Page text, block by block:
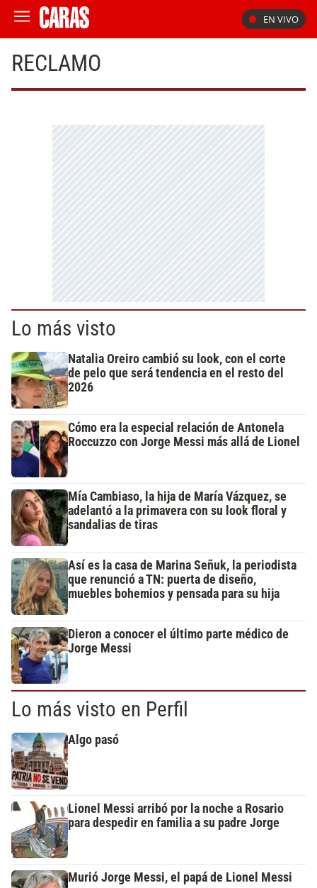
EN VIVO
RECLAMO
Lo más visto
Natalia Oreiro cambió su look, con el corte
de pelo que será tendencia en el resto del
2026
Cómo era la especial relación de Antonela
Roccuzzo con Jorge Messi más allá de Lionel
Mía Cambiaso, la hija de María Vázquez, se
adelantó a la primavera con su look floral y
sandalias de tiras
Así es la casa de Marina Señuk, la periodista
que renunció a TN: puerta de diseño,
muebles bohemios y pensada para su hija
Dieron a conocer el último parte médico de
Jorge Messi
Lo más visto en Perfil
Algo pasó
Lionel Messi arribó por la noche a Rosario
para despedir en familia a su padre Jorge
Murió Jorge Messi, el papá de Lionel Messi